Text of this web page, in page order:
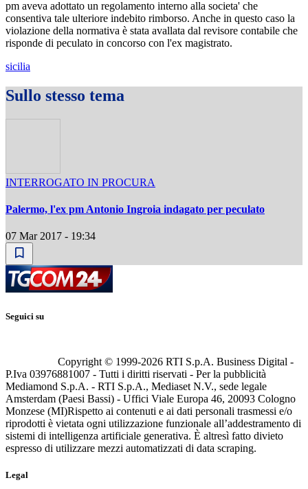
pm aveva adottato un regolamento interno alla societa' che
consentiva tale ulteriore indebito rimborso. Anche in questo caso la
violazione della normativa è stata avallata dal revisore contabile che
risponde di peculato in concorso con l'ex magistrato.
sicilia
Sullo stesso tema
INTERROGATO IN PROCURA
Palermo, l'ex pm Antonio Ingroia indagato per peculato
07 Mar 2017 - 19:34
Seguici su
Copyright © 1999-2026 RTI S.p.A. Business Digital -
P.Iva 03976881007 - Tutti i diritti riservati - Per la pubblicità
Mediamond S.p.A. - RTI S.p.A., Mediaset N.V., sede legale
Amsterdam (Paesi Bassi) - Uffici Viale Europa 46, 20093 Cologno
Monzese (MI)Rispetto ai contenuti e ai dati personali trasmessi e/o
riprodotti è vietata ogni utilizzazione funzionale all’addestramento di
sistemi di intelligenza artificiale generativa. È altresì fatto divieto
espresso di utilizzare mezzi automatizzati di data scraping.
Legal